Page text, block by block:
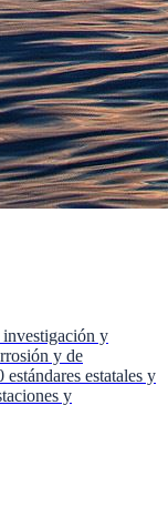
investigación y
y de
estatales y
y